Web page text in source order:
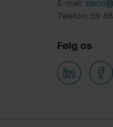
E-mail:
Telefon: 59
Følg os